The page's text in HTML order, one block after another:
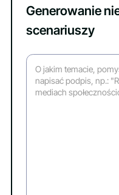
Generowanie
scenariuszy